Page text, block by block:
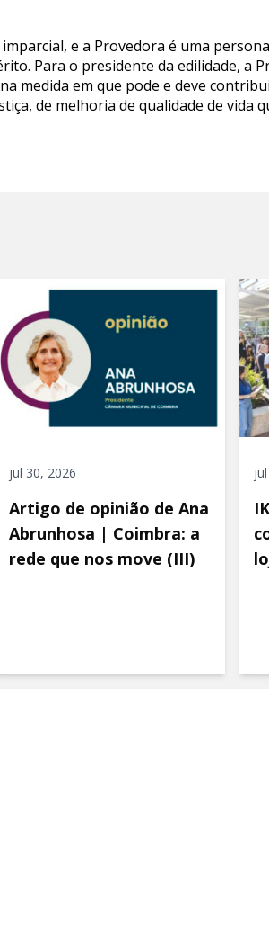
e a Provedora é uma
Para o presidente da edilidade, a
medida em que pode e deve
de melhoria de qualidade de vida
jul 30, 2026
Artigo de opinião de Ana
Abrunhosa | Coimbra: a
rede que nos move (III)